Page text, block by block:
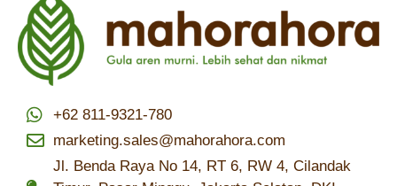
+62 811-9321-780
marketing.sales@mahorahora.com
Jl. Benda Raya No 14, RT 6, RW 4, Cilandak